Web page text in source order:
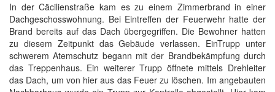
In der Cäcilienstraße kam es zu einem Zimmerbrand in einer
Dachgeschosswohnung. Bei Eintreffen der Feuerwehr hatte der
Brand bereits auf das Dach übergegriffen. Die Bewohner hatten
zu diesem Zeitpunkt das Gebäude verlassen. EinTrupp unter
schwerem Atemschutz begann mit der Brandbekämpfung durch
das Treppenhaus. Ein weiterer Trupp öffnete mittels Drehleiter
das Dach, um von hier aus das Feuer zu löschen. Im angebauten